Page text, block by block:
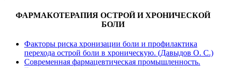
ФАРМАКОТЕРАПИЯ ОСТРОЙ И ХРОНИЧЕСКОЙ
БОЛИ
Факторы риска хронизации боли и профилактика
перехода острой боли в хроническую. (Давыдов О. С.)
Современная фармацевтическая промышленность.